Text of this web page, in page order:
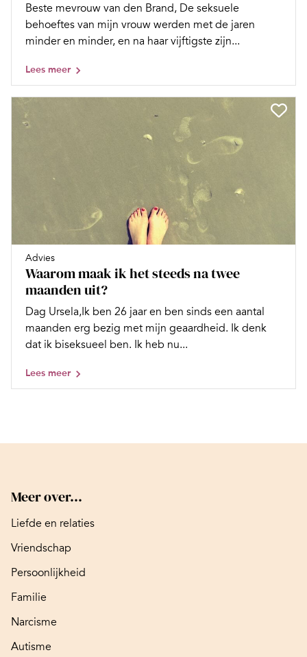
Beste mevrouw van den Brand, De seksuele
behoeftes van mijn vrouw werden met de jaren
minder en minder, en na haar vijftigste zijn...
Lees meer
Advies
Waarom maak ik het steeds na twee
maanden uit?
Dag Ursela,Ik ben 26 jaar en ben sinds een aantal
maanden erg bezig met mijn geaardheid. Ik denk
dat ik biseksueel ben. Ik heb nu...
Lees meer
Meer over...
Liefde en relaties
Vriendschap
Persoonlijkheid
Familie
Narcisme
Autisme